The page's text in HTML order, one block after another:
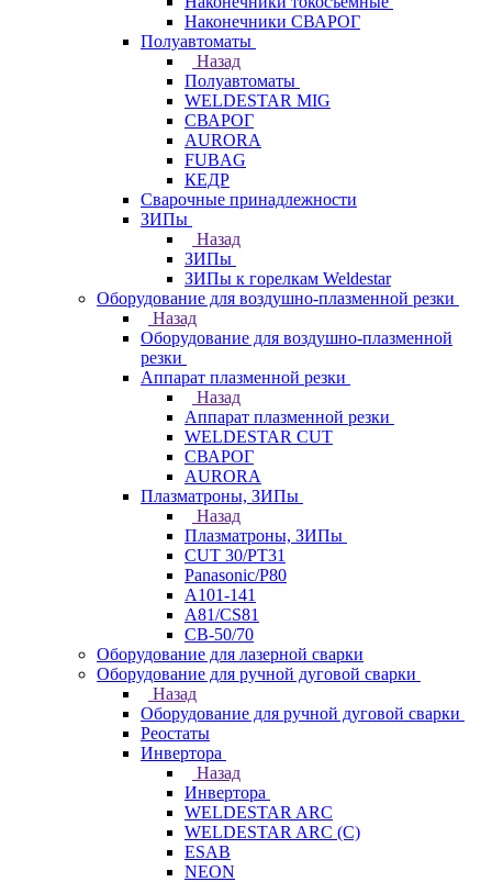
Наконечники СВАРОГ
Полуавтоматы
Назад
Полуавтоматы
WELDESTAR MIG
СВАРОГ
AURORA
FUBAG
КЕДР
Сварочные принадлежности
ЗИПы
Назад
ЗИПы
ЗИПы к горелкам Weldestar
Оборудование для воздушно-плазменной резки
Назад
Оборудование для воздушно-плазменной
резки
Аппарат плазменной резки
Назад
Аппарат плазменной резки
WELDESTAR CUT
СВАРОГ
AURORA
Плазматроны, ЗИПы
Назад
Плазматроны, ЗИПы
CUT 30/PT31
Panasonic/P80
А101-141
А81/CS81
СВ-50/70
Оборудование для лазерной сварки
Оборудование для ручной дуговой сварки
Назад
Оборудование для ручной дуговой сварки
Реостаты
Инвертора
Назад
Инвертора
WELDESTAR ARC
WELDESTAR ARC (С)
ESAB
NEON